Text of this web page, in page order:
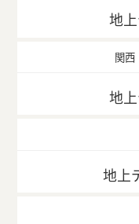
地
関西
地
地上